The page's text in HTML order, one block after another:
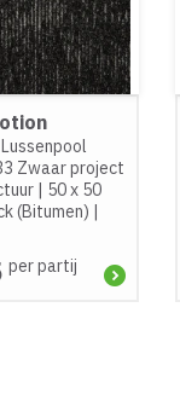
Lussenpool
Zwaar project
| 50 x 50
(Bitumen) |
per partij